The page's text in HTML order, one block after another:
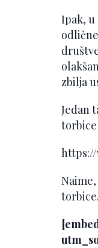
Ipak,
zbilja
Jedan
torbice
torbice.